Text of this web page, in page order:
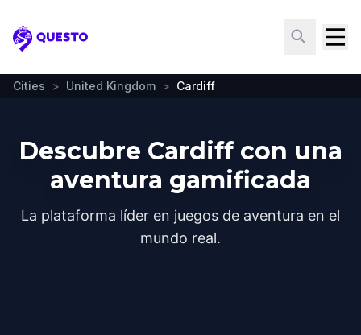
Questo
Cities > United Kingdom > Cardiff
Descubre Cardiff con una
aventura gamificada
La plataforma líder en juegos de aventura en el
mundo real.